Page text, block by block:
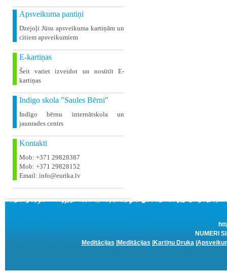
Apsveikuma pantiņi
Dzejoļi Jūsu apsveikuma kartiņām un
citiem apsveikumiem
E-kartiņas
Šeit variet izveidot un nosūtīt E-
kartiņas
Indigo skola "Saules Bērni"
Indīgo bērnu internātskola un
jaunrades centrs
Kontakti
Mob: +371 29828387
Mob: +371 29828152
Email: info@eurika.lv
NUMERI
Meditācijas
Meditācijas Kartiņu Druka|